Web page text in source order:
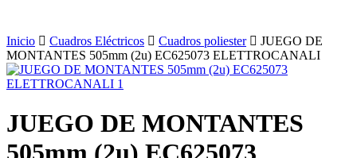
Inicio Cuadros Eléctricos Cuadros poliester
JUEGO DE
MONTANTES 505mm (2u) EC625073 ELETTROCANALI
JUEGO DE MONTANTES